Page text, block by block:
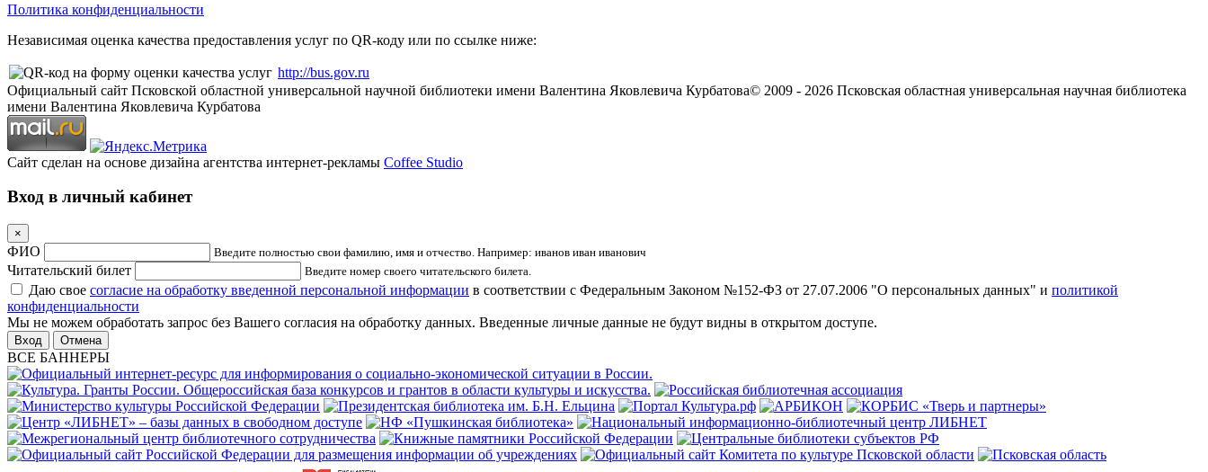
Политика конфиденциальности
Независимая оценка качества предоставления услуг по QR-коду или по ссылке ниже:
http://bus.gov.ru
Официальный сайт Псковской областной универсальной научной библиотеки имени Валентина Яковлевича Курбатова© 2009 - 2026 Псковская областная универсальная научная библиотека
имени Валентина Яковлевича Курбатова
Сайт сделан на основе дизайна агентства интернет-рекламы Coffee Studio
Вход в личный кабинет
×
ФИО Введите полностью свои фамилию, имя и отчество. Например: иванов иван иванович
Читательский билет Введите номер своего читательского билета.
Даю свое согласие на обработку введенной персональной информации в соответствии с Федеральным Законом №152-ФЗ от 27.07.2006 "О персональных данных" и политикой
конфиденциальности
Мы не можем обработать запрос без Вашего согласия на обработку данных. Введенные личные данные не будут видны в открытом доступе.
Отмена
ВСЕ БАННЕРЫ